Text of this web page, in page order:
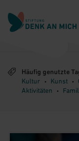
Zur Navigation
Zur Fusszeile
Rubriken 1
Häufig genutzte
Kultur • Kunst •
Aktivitäten •